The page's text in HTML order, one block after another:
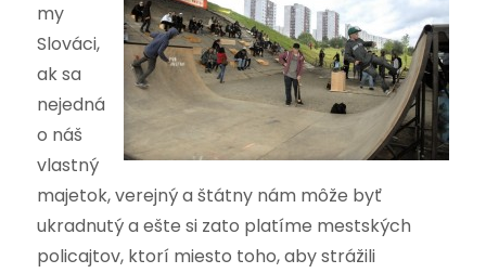
my
Slováci,
ak sa
nejedná
o náš
vlastný
majetok, verejný a štátny nám môže byť
ukradnutý a ešte si zato platíme mestských
policajtov, ktorí miesto toho, aby strážili